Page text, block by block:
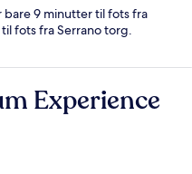
bare 9 minutter til fots fra
fots fra Serrano torg.
Experience